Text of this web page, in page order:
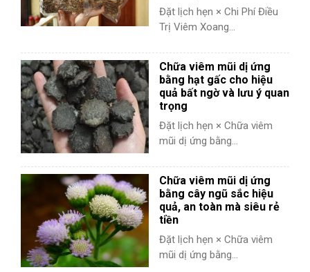
Đặt lịch hẹn × Chi Phí Điều
Trị Viêm Xoang...
Chữa viêm mũi dị ứng
bằng hạt gấc cho hiệu
quả bất ngờ và lưu ý quan
trọng
Đặt lịch hẹn × Chữa viêm
mũi dị ứng bằng...
Chữa viêm mũi dị ứng
bằng cây ngũ sắc hiệu
quả, an toàn mà siêu rẻ
tiền
Đặt lịch hẹn × Chữa viêm
mũi dị ứng bằng...